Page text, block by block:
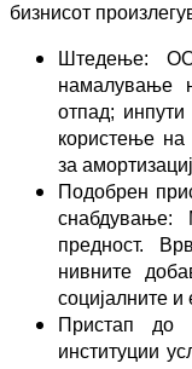
бизнисот
Штедење: ОО
намалување
отпад;
користење
за
Подобрен
снабдување:
предност.
нивните
социјалните
Пристап до
институции